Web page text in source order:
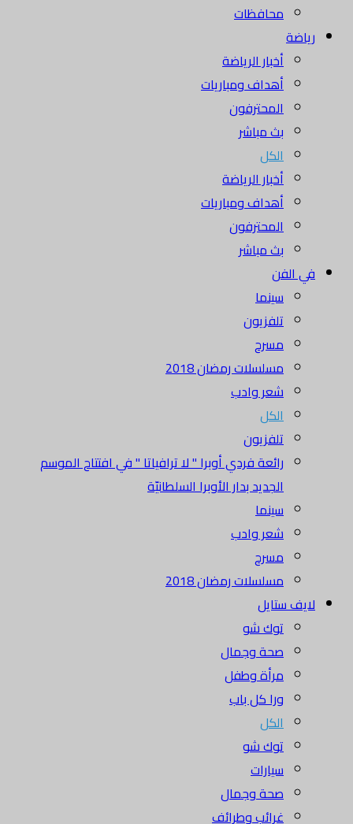
محافظات
رياضة
أخبار الرياضة
أهداف ومباريات
المحترفون
بث مباشر
الكل
أخبار الرياضة
أهداف ومباريات
المحترفون
بث مباشر
في الفن
سينما
تلفزيون
مسرح
مسلسلات رمضان 2018
شعر وادب
الكل
تلفزيون
رائعة فردي أوبرا " لا ترافياتا " في افتتاح الموسم
الجديد بدار الأوبرا السلطانيّة
سينما
شعر وادب
مسرح
مسلسلات رمضان 2018
لايف ستايل
توك شو
صحة وجمال
مرأة وطفل
ورا كل باب
الكل
توك شو
سيارات
صحة وجمال
غرائب وطرائف